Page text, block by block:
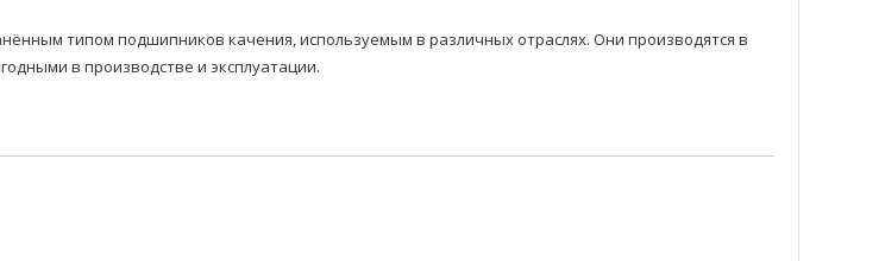
типом подшипников качения, используемым в различных отраслях. Они производятся в
в производстве и эксплуатации.